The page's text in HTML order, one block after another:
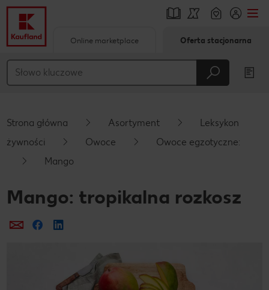
Główna treść
Pływający pasek boczny
Online marketplace Oferta stacjonarna
Strona główna Asortyment
Leksykon
żywności
Owoce
Owoce egzotyczne:
Mango
Mango: tropikalna rozkosz
Prześlij e-mailem
Udostępnij na Facebooku